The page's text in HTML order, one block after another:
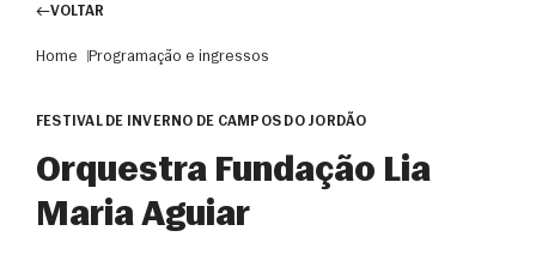
VOLTAR
Home Programação e ingressos
FESTIVAL DE INVERNO DE CAMPOS DO JORDÃO
Orquestra Fundação Lia
Maria Aguiar